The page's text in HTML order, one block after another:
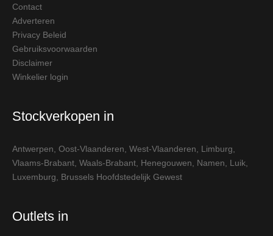
Contact
Adverteren
Privacy Beleid
Gebruiksvoorwaarden
Disclaimer
Winkelier login
Stockverkopen in
Antwerpen Oost-Vlaanderen West-Vlaanderen Limburg
Vlaams-Brabant Waals-Brabant Henegouwen Namen Luik
Luxemburg
Brussels Hoofdstedelijk Gewest
Outlets in